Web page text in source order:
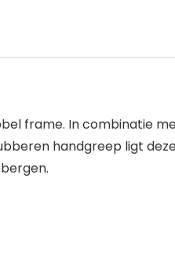
frame. In combinatie
handgreep ligt